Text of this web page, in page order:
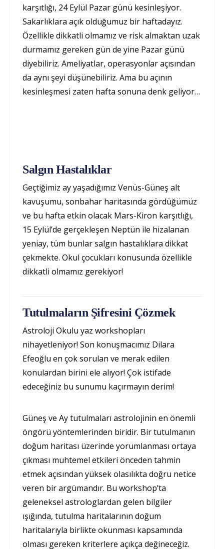
karşıtlığı, 24 Eylül Pazar günü kesinleşiyor.
Sakarlıklara açık olduğumuz bir haftadayız.
Özellikle dikkatli olmamız ve risk almaktan uzak
durmamız gereken gün de yine Pazar günü
diyebiliriz. Ameliyatlar, operasyonlar açısından
da aynı şeyi düşünebiliriz. Ama bu açının
kesinleşmesi zaten hafta sonuna denk geliyor…
Salgın Hastalıklar
Geçtiğimiz ay yaşadığımız Venüs-Güneş alt
kavuşumu, sonbahar haritasında gördüğümüz
ve bu hafta etkin olacak Mars-Kiron karşıtlığı,
15 Eylül’de gerçekleşen Neptün ile hizalanan
yeniay, tüm bunlar salgın hastalıklara dikkat
çekmekte. Okul çocukları konusunda özellikle
dikkatli olmamız gerekiyor!
Tutulmaların Şifresini Çözmek
Astroloji Okulu yaz workshopları
nihayetleniyor! Son konuşmacımız Dilara
Efeoğlu en çok sorulan ve merak edilen
konulardan birini ele alıyor! Çok istifade
edeceğiniz bu sunumu kaçırmayın derim!
Güneş ve Ay tutulmaları astrolojinin en önemli
öngörü yöntemlerinden biridir. Bir tutulmanın
doğum haritası üzerinde yorumlanması ortaya
çıkması muhtemel etkileri önceden tahmin
etmek açısından yüksek olasılıkta doğru netice
veren bir argümandır. Bu workshop’ta
geleneksel astrologlardan gelen bilgiler
ışığında, tutulma haritalarının doğum
haritalarıyla birlikte okunması kapsamında
olması gereken kriterlere açıkça değineceğiz.